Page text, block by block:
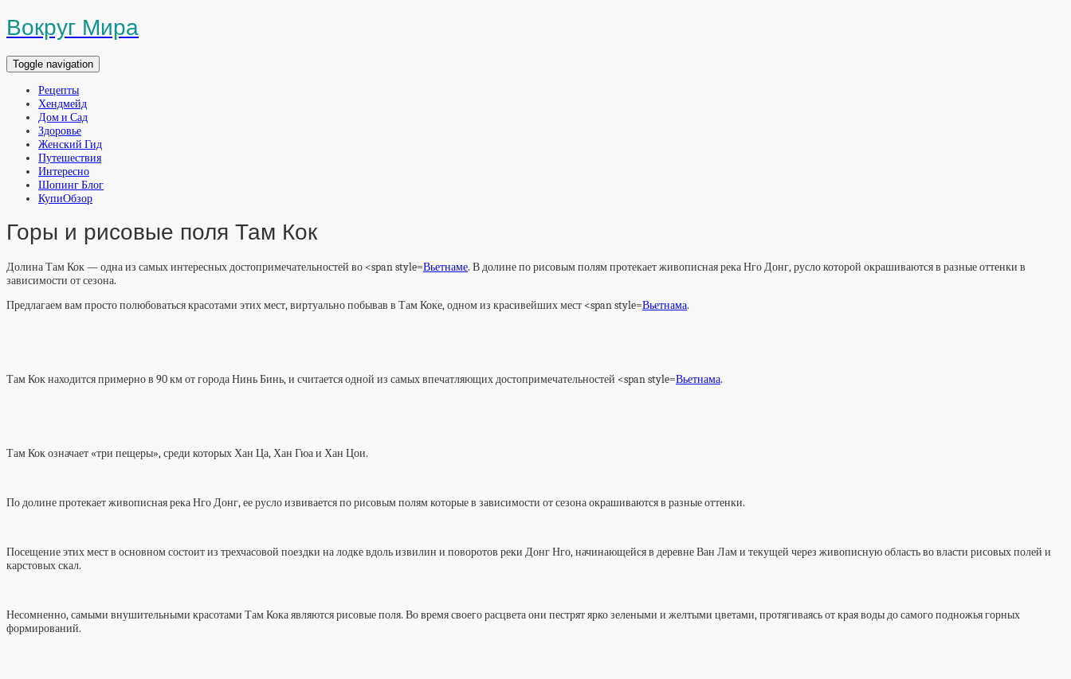
Вокруг Мира
Toggle navigation
Рецепты
Хендмейд
Дом и Сад
Здоровье
Женский Гид
Путешествия
Интересно
Шопинг Блог
КупиОбзор
Горы и рисовые поля Там Кок
Долина Там Кок — одна из самых интересных достопримечательностей во <span style=Вьетнаме. В долине по рисовым полям протекает живописная река Нго Донг, русло которой окрашиваются в разные оттенки в
зависимости от сезона.
Предлагаем вам просто полюбоваться красотами этих мест, виртуально побывав в Там Коке, одном из красивейших мест <span style=Вьетнама.
Там Кок находится примерно в 90 км от города Нинь Бинь, и считается одной из самых впечатляющих достопримечательностей <span style=Вьетнама.
Там Кок означает «три пещеры», среди которых Хан Ца, Хан Гюа и Хан Цои.
По долине протекает живописная река Нго Донг, ее русло извивается по рисовым полям которые в зависимости от сезона окрашиваются в разные оттенки.
Посещение этих мест в основном состоит из трехчасовой поездки на лодке вдоль извилин и поворотов реки Донг Нго, начинающейся в деревне Ван Лам и текущей через живописную область во власти рисовых полей и
карстовых скал.
Несомненно, самыми внушительными красотами Там Кока являются рисовые поля. Во время своего расцвета они пестрят ярко зелеными и желтыми цветами, протягиваясь от края воды до самого подножья горных
формирований.